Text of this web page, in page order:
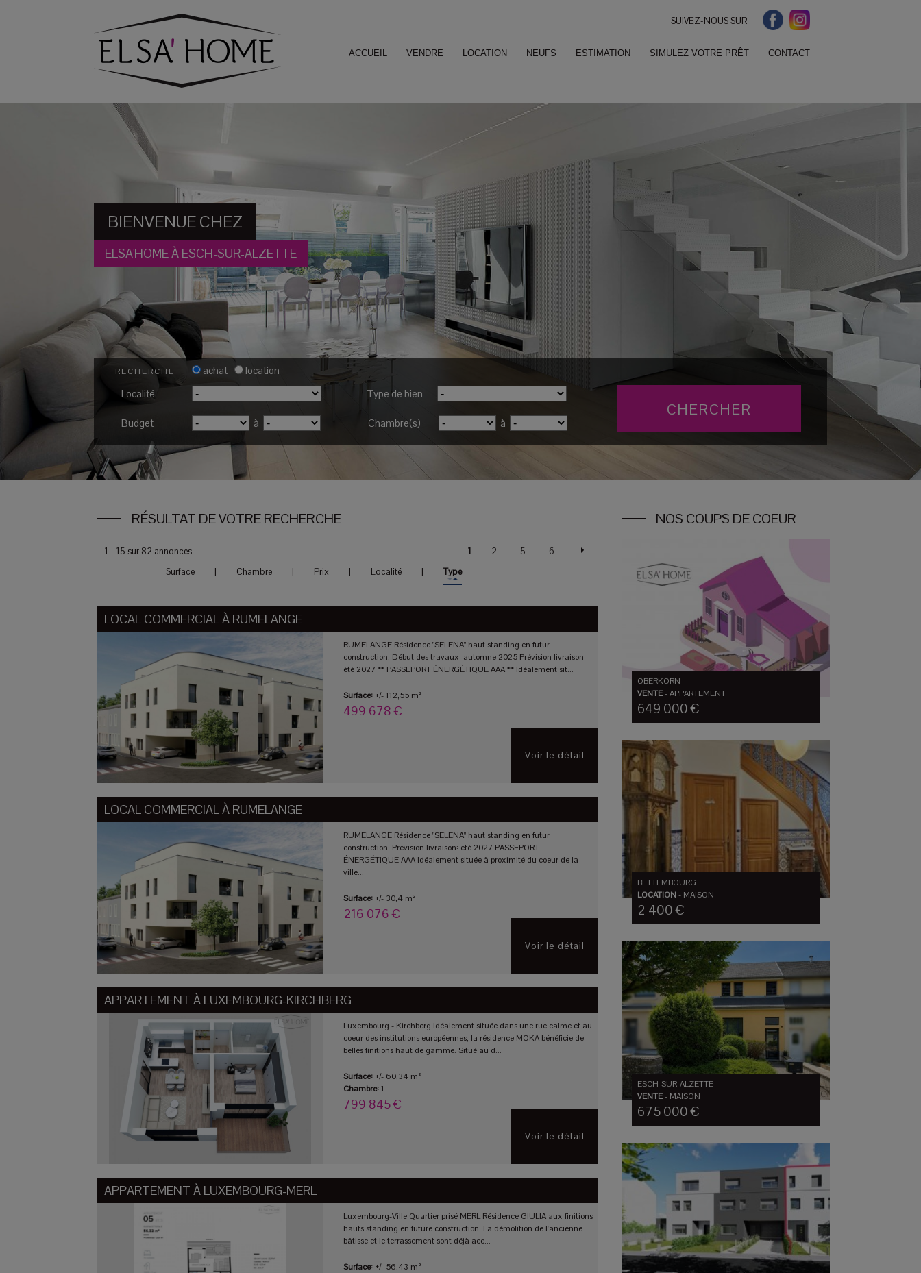
SUIVEZ-NOUS SUR
ACCUEIL VENDRE LOCATION NEUFS ESTIMATION SIMULEZ VOTRE PRÊT CONTACT
BIENVENUE CHEZ
ELSA'HOME À ESCH-SUR-ALZETTE
RECHERCHE achat
location
Localité
Type de bien
Budget à Chambre(s) à
RÉSULTAT DE VOTRE RECHERCHE
1 - 15 sur 82 annonces 1 2 5
6
Surface
| Chambre | Prix | Localité | Type
LOCAL COMMERCIAL À RUMELANGE
RUMELANGE Résidence "SELENA" haut standing en futur
construction. Début des travaux: automne 2025 Prévision livraison:
été 2027 ** PASSEPORT ÉNERGÉTIQUE AAA ** Idéalement sit...
Surface: +/- 112,55 m²
499 678 €
Voir le détail
LOCAL COMMERCIAL À RUMELANGE
RUMELANGE Résidence "SELENA" haut standing en futur
construction. Prévision livraison: été 2027 PASSEPORT
ÉNERGÉTIQUE AAA Idéalement située à proximité du coeur de la
ville...
Surface: +/- 30,4 m²
216 076 €
Voir le détail
APPARTEMENT À LUXEMBOURG-KIRCHBERG
Luxembourg - Kirchberg Idéalement située dans une rue calme et au
coeur des institutions européennes, la résidence MOKA bénéficie de
belles finitions haut de gamme. Situé au d...
Surface: +/- 60,34 m²
Chambre:1
799 845 €
Voir le détail
APPARTEMENT À LUXEMBOURG-MERL
Luxembourg-Ville Quartier prisé MERL Résidence GIULIA aux finitions
hauts standing en future construction. La démolition de l'ancienne
bâtisse et le terrassement sont déjà acc...
Surface: +/- 56,43 m²
NOS COUPS DE COEUR
OBERKORN
VENTE-APPARTEMENT
649 000 €
BETTEMBOURG
LOCATION- MAISON
2 400 €
ESCH-SUR-ALZETTE
VENTE- MAISON
675 000 €